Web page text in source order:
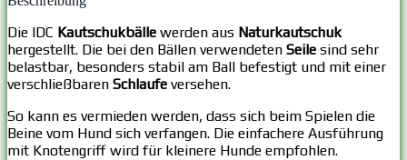
Die IDC Kautschukbälle werden aus Naturkautschuk
hergestellt. Die bei den Bällen verwendeten Seile sind sehr
belastbar, besonders stabil am Ball befestigt und mit einer
verschließbaren Schlaufe versehen.
So kann es vermieden werden, dass sich beim Spielen die
Beine vom Hund sich verfangen. Die einfachere Ausführung
mit Knotengriff wird für kleinere Hunde empfohlen.